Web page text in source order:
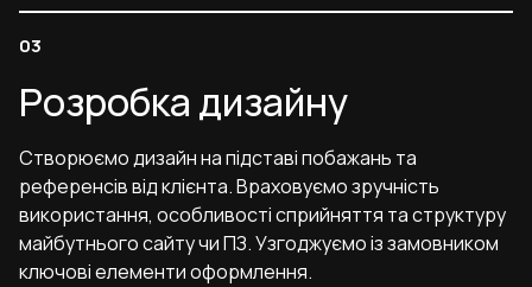
Розробка дизайну
Створюємо дизайн на підставі побажань та
референсів від клієнта. Враховуємо зручність
використання, особливості сприйняття та структуру
майбутнього сайту чи ПЗ. Узгоджуємо із замовником
ключові елементи оформлення.